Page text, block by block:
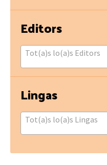
Editors
Tot(a)s lo(a)s Editors
Lingas
Tot(a)s lo(a)s Lingas